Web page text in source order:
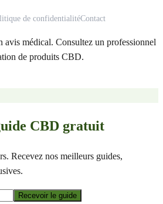
de confidentialitéContact
avis médical. Consultez un professionnel
de produits CBD.
CBD gratuit
Recevez nos meilleurs guides,
Recevoir le guide